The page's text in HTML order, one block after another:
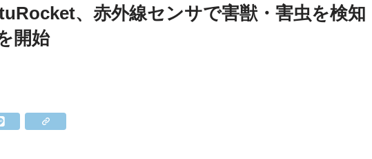
、赤外線センサで害獣・害虫を検知
開始